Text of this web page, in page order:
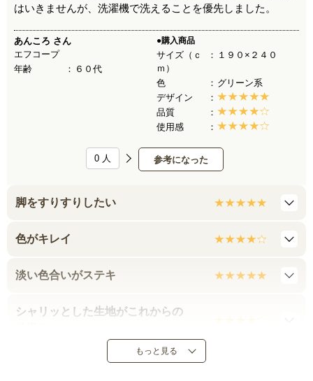
はいきませんが、洗濯機で洗えることを優先しました。
あんころ さん
エフコープ
年齢
６０代
●購入商品
サイズ（ｃ
ｍ）
１９０×２４０
色
グリーン系
デザイン
品質
使用感
参考になった
0 人
脚をすりすりしたい
色がキレイ
淡い色合いがステキ
シャリッとした生地がこれからの
もっと見る